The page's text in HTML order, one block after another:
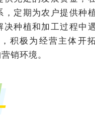
定期为农户提供种
决种植和加工过程中
积极为经营主体开
销环境。